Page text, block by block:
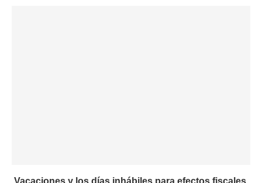
Vacaciones y los días inhábiles para efectos fiscales.